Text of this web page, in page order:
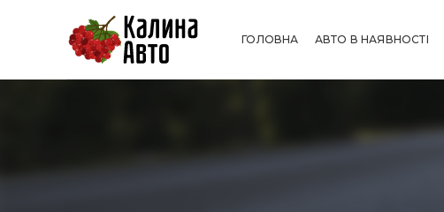
ГОЛОВНА АВТО В НАЯВНОСТІ